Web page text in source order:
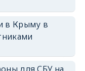
в Крыму в